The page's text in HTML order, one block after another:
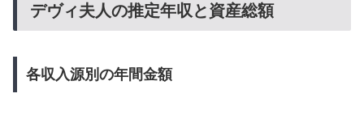
デヴィ夫人の推定年収と資産総額
各収入源別の年間金額